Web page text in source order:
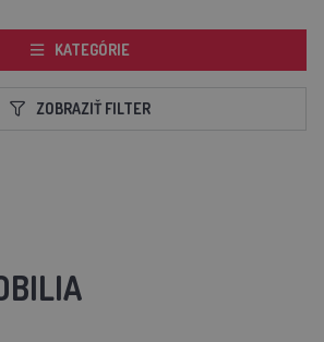
KATEGÓRIE
ZOBRAZIŤ FILTER